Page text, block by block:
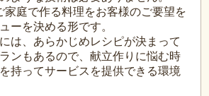
家庭で作る料理をお客様のご要望を
ーを決める形です。
は、あらかじめレシピが決まって
ンもあるので、献立作りに悩む時
持ってサービスを提供できる環境